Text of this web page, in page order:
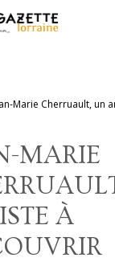
Marie Cherruault, un
MARIE
À